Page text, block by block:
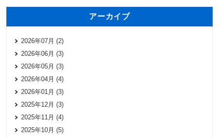
アーカイブ
2026年07月 (2)
2026年06月 (3)
2026年05月 (3)
2026年04月 (4)
2026年01月 (3)
2025年12月 (3)
2025年11月 (4)
2025年10月 (5)